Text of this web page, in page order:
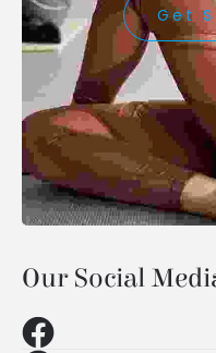
Get
Our Social